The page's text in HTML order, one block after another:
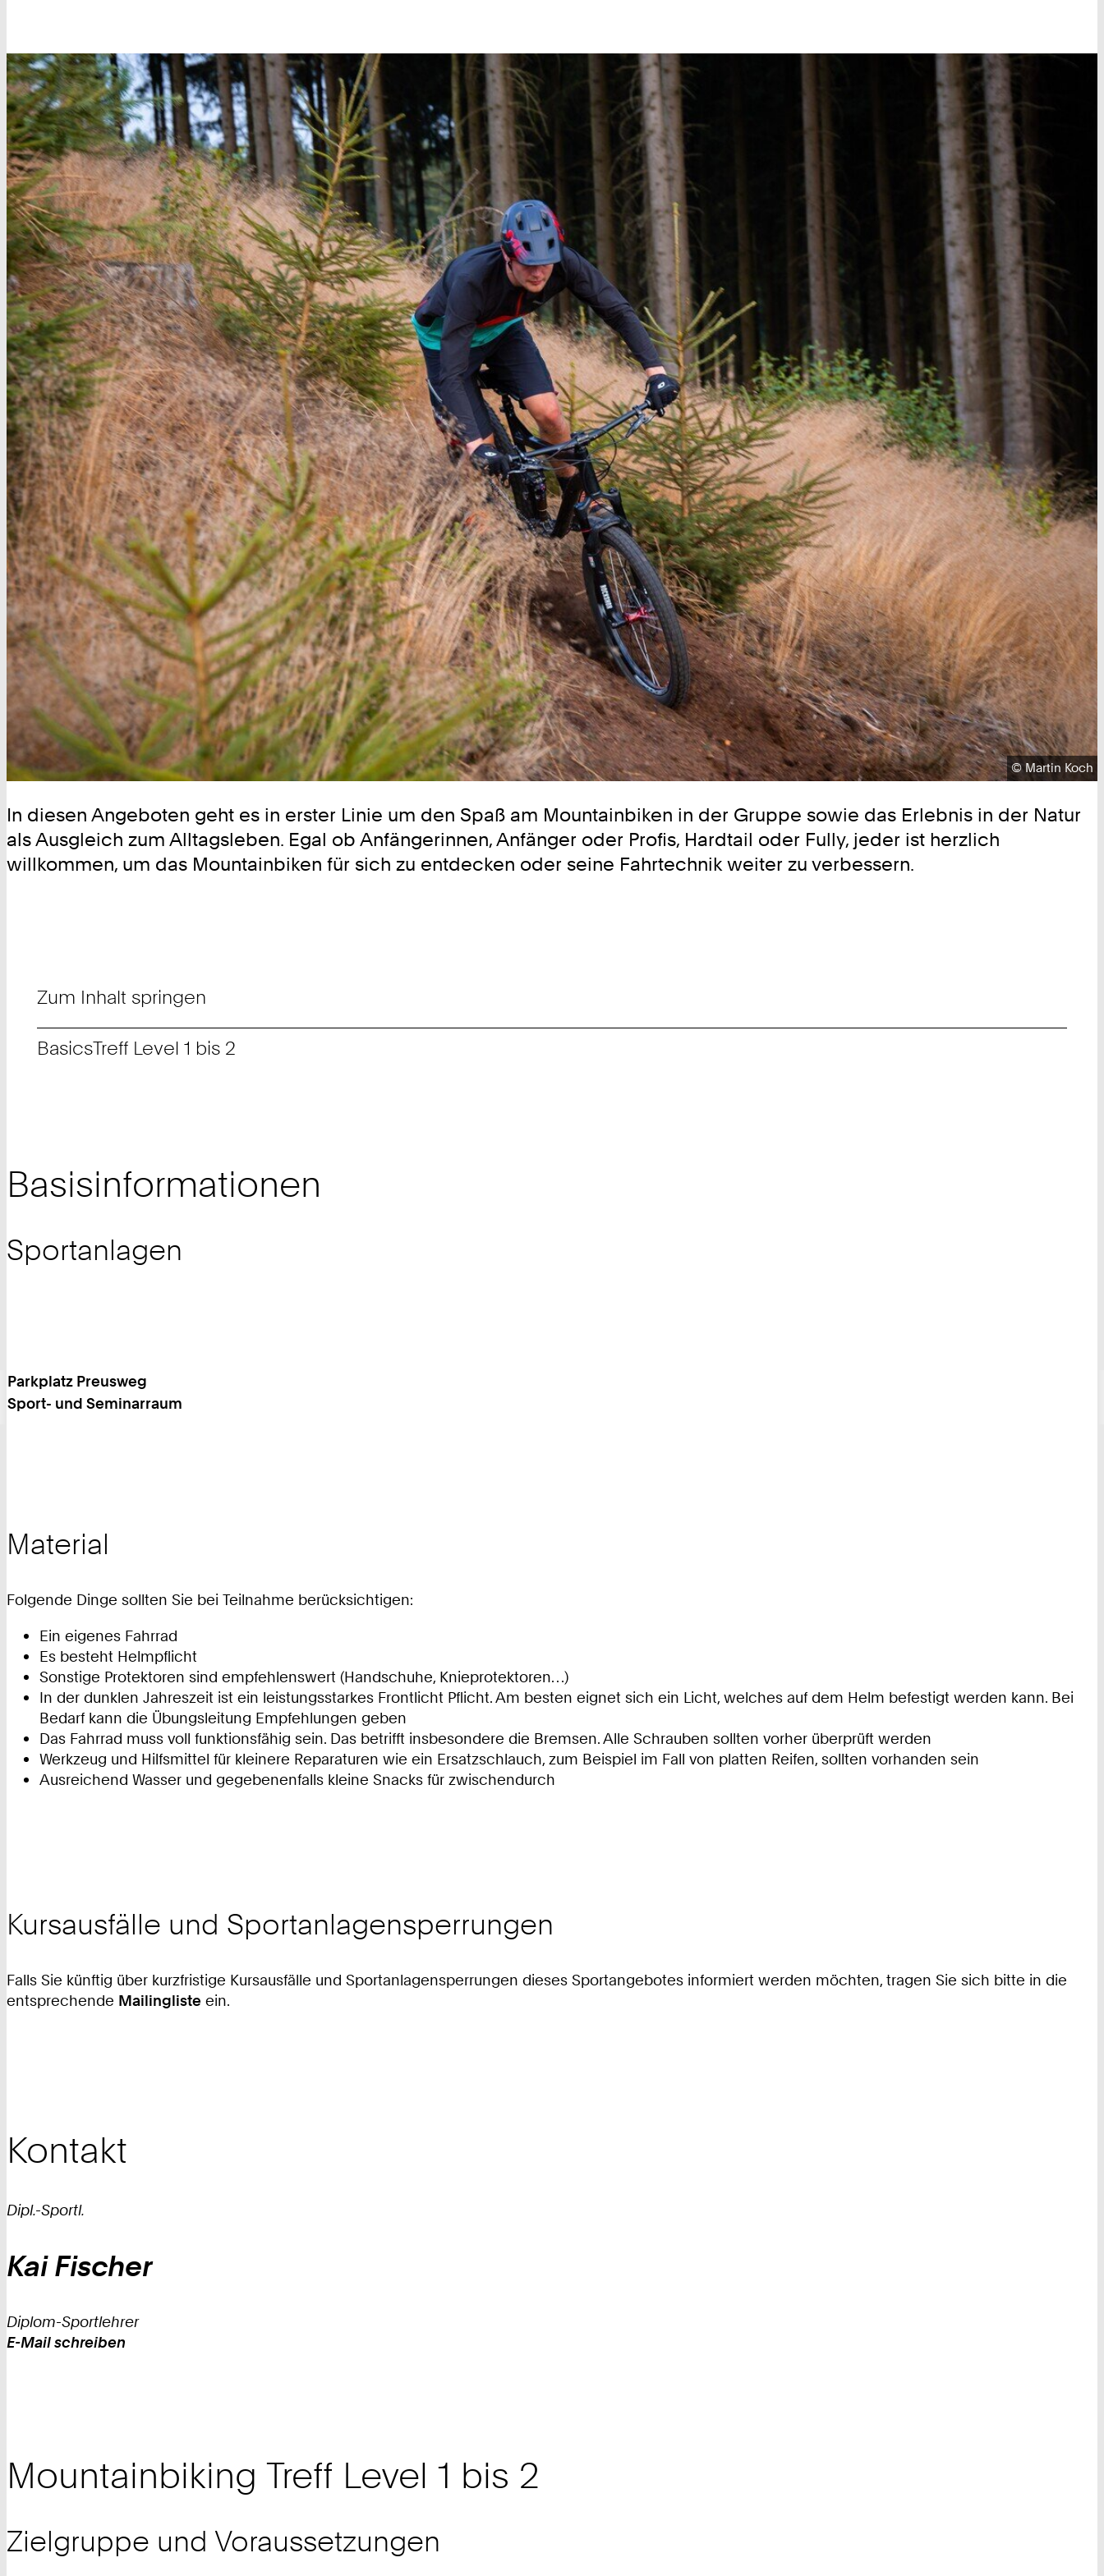
Urheberrecht:
©Martin Koch
In diesen Angeboten geht es in erster Linie um den Spaß am Mountainbiken in der Gruppe sowie das Erlebnis in der Natur
als Ausgleich zum Alltagsleben. Egal ob Anfängerinnen, Anfänger oder Profis, Hardtail oder Fully, jeder ist herzlich
willkommen, um das Mountainbiken für sich zu entdecken oder seine Fahrtechnik weiter zu verbessern.
Zum Inhalt springen
BasicsTreff Level 1 bis 2
Basisinformationen
Sportanlagen
Parkplatz Preusweg
Sport- und Seminarraum
Material
Folgende Dinge sollten Sie bei Teilnahme berücksichtigen:
Ein eigenes Fahrrad
Es besteht Helmpflicht
Sonstige Protektoren sind empfehlenswert (Handschuhe, Knieprotektoren…)
In der dunklen Jahreszeit ist ein leistungsstarkes Frontlicht Pflicht. Am besten eignet sich ein Licht, welches auf dem Helm befestigt werden kann. Bei
Bedarf kann die Übungsleitung Empfehlungen geben
Das Fahrrad muss voll funktionsfähig sein. Das betrifft insbesondere die Bremsen. Alle Schrauben sollten vorher überprüft werden
Werkzeug und Hilfsmittel für kleinere Reparaturen wie ein Ersatzschlauch, zum Beispiel im Fall von platten Reifen, sollten vorhanden sein
Ausreichend Wasser und gegebenenfalls kleine Snacks für zwischendurch
Kursausfälle und Sportanlagensperrungen
Falls Sie künftig über kurzfristige Kursausfälle und Sportanlagensperrungen dieses Sportangebotes informiert werden möchten, tragen Sie sich bitte in die
entsprechende Mailingliste ein.
Kontakt
Dipl.-Sportl.
Kai Fischer
Diplom-Sportlehrer
Work
E-Mail schreiben
Mountainbiking Treff Level 1 bis 2
Zielgruppe und Voraussetzungen